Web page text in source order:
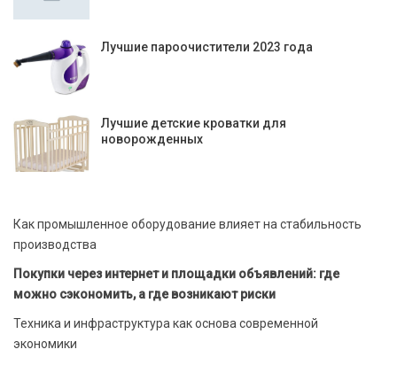
Лучшие пароочистители 2023 года
Лучшие детские кроватки для
новорожденных
Как промышленное оборудование влияет на стабильность
производства
Покупки через интернет и площадки объявлений: где
можно сэкономить, а где возникают риски
Техника и инфраструктура как основа современной
экономики